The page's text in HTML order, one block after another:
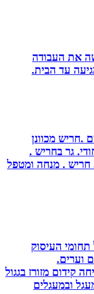
העבודה
עד הבית.
מכוונן
בחריש .
: רחוב כלנית 30 חריש . מנחה ומטפל
העיסוק
מזורז בגגול